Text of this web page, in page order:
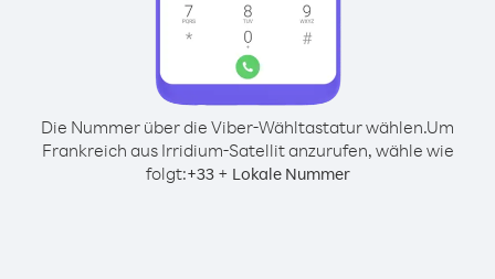
Die Nummer über die Viber-Wähltastatur wählen.Um
Frankreich aus Irridium-Satellit anzurufen, wähle wie
folgt:+33+ Lokale Nummer